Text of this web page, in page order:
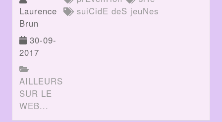
Laurence
Brun
30-09-
2017
AILLEURS
SUR LE
WEB...
suiCidE deS jeuNes